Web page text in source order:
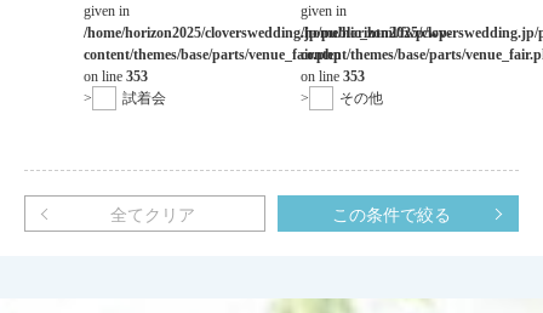
given in
/home/horizon2025/cloverswedding.jp/public_html/fwp/wp-
content/themes/base/parts/venue_fair.php
on line 353
>
試着会
given in
/home/horizon2025/
content/themes/base/parts/
on line 353
>
その他
全てクリア この条件で絞る